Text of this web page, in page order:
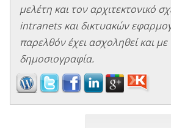
μελέτη και τον αρχιτεκτονικό
intranets και δικτυακών
παρελθόν έχει ασχοληθεί και με
δημοσιογραφία.